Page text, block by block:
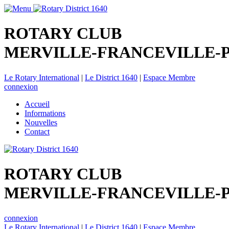
ROTARY CLUB
MERVILLE-FRANCEVILLE-
Le Rotary International | Le District 1640 | Espace Membre
connexion
Accueil
Informations
Nouvelles
Contact
ROTARY CLUB
MERVILLE-FRANCEVILLE-
connexion
Le Rotary International | Le District 1640 | Espace Membre